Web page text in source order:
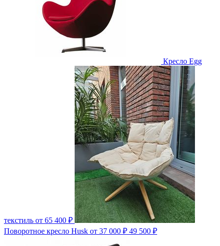
Кресло Egg
текстиль от 65 400 ₽
Поворотное кресло Husk от 37 000 ₽ 49 500 ₽